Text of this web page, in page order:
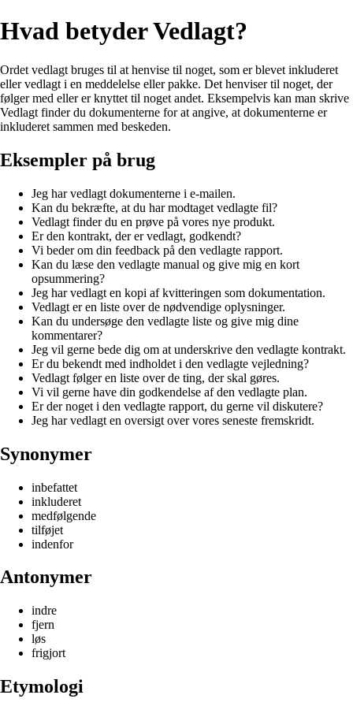
Hvad betyder Vedlagt?
Ordet vedlagt bruges til at henvise til noget, som er blevet inkluderet
eller vedlagt i en meddelelse eller pakke. Det henviser til noget, der
følger med eller er knyttet til noget andet. Eksempelvis kan man skrive
Vedlagt finder du dokumenterne for at angive, at dokumenterne er
inkluderet sammen med beskeden.
Eksempler på brug
Jeg har vedlagt dokumenterne i e-mailen.
Kan du bekræfte, at du har modtaget vedlagte fil?
Vedlagt finder du en prøve på vores nye produkt.
Er den kontrakt, der er vedlagt, godkendt?
Vi beder om din feedback på den vedlagte rapport.
Kan du læse den vedlagte manual og give mig en kort
opsummering?
Jeg har vedlagt en kopi af kvitteringen som dokumentation.
Vedlagt er en liste over de nødvendige oplysninger.
Kan du undersøge den vedlagte liste og give mig dine
kommentarer?
Jeg vil gerne bede dig om at underskrive den vedlagte kontrakt.
Er du bekendt med indholdet i den vedlagte vejledning?
Vedlagt følger en liste over de ting, der skal gøres.
Vi vil gerne have din godkendelse af den vedlagte plan.
Er der noget i den vedlagte rapport, du gerne vil diskutere?
Jeg har vedlagt en oversigt over vores seneste fremskridt.
Synonymer
inbefattet
inkluderet
medfølgende
tilføjet
indenfor
Antonymer
indre
fjern
løs
frigjort
Etymologi